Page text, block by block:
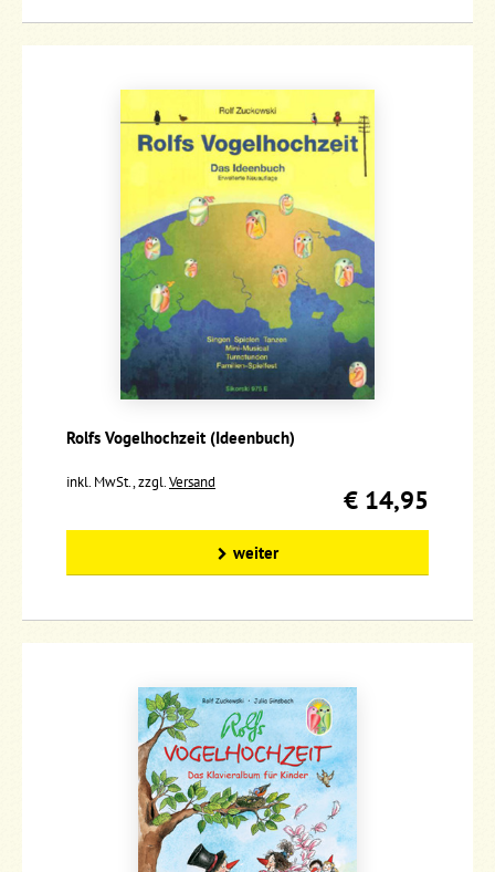
Rolfs Vogelhochzeit (Ideenbuch)
inkl. MwSt., zzgl.Versand
€ 14,95
weiter